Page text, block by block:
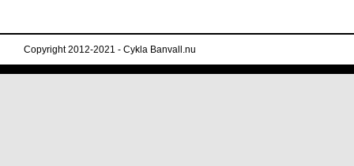
Copyright 2012-2021 - Cykla Banvall.nu